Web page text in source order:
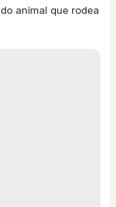
animal que rodea